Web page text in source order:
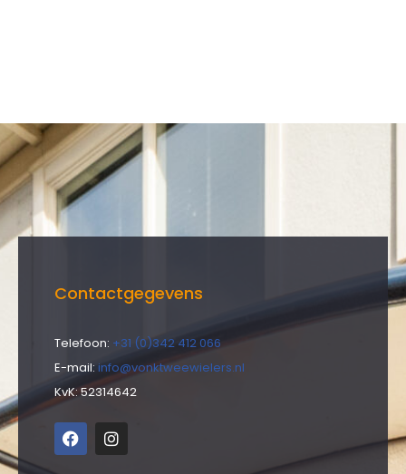
Contactgegevens
Telefoon: +31 (0)342 412 066
E-mail: info@vonktweewielers.nl
KvK: 52314642